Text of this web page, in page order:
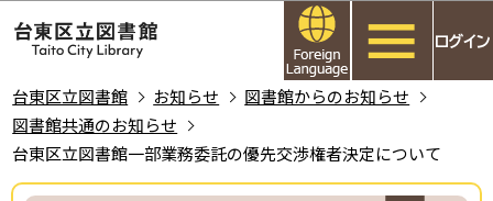
ー
ジ
の
先
このページの本文へ移動
台東区立図書館 お知らせ
図書館からのお知らせ
図書館共通のお知らせ
台東区立図書館一部業務委託の優先交渉権者決定について
本